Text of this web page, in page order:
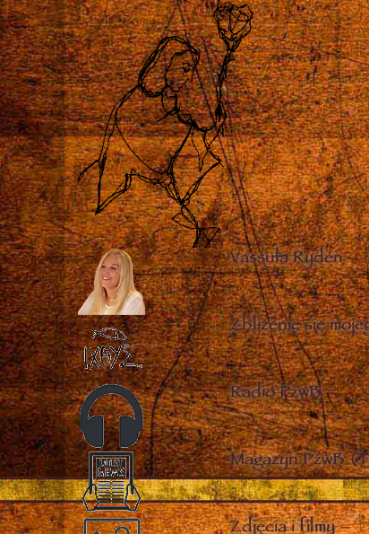
Vassula Rydén–
Zbliżenie się
Radio PżwB–
Magazyn PżwB
Zdjęcia i filmy–